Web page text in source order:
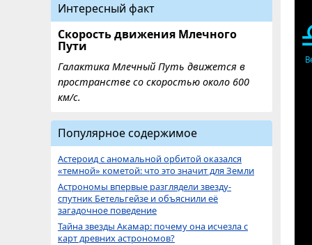
Интересный факт
Скорость движения Млечного
Пути
Галактика Млечный Путь движется в
пространстве со скоростью около 600
км/с.
Популярное содержимое
Астероид с аномальной орбитой оказался
«темной» кометой: что это значит для Земли
Астрономы впервые разглядели звезду-
спутник Бетельгейзе и объяснили её
загадочное поведение
Тайна звезды Акамар: почему она исчезла с
карт древних астрономов?